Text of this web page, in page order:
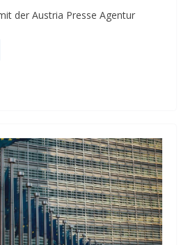
der Austria Presse Agentur